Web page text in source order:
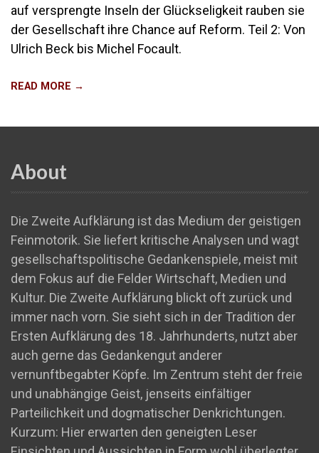
auf versprengte Inseln der Glückseligkeit rauben sie
der Gesellschaft ihre Chance auf Reform. Teil 2: Von
Ulrich Beck bis Michel Focault.
READ MORE →
About
Die Zweite Aufklärung ist das Medium der geistigen
Feinmotorik. Sie liefert kritische Analysen und wagt
gesellschaftspolitische Gedankenspiele, meist mit
dem Fokus auf die Felder Wirtschaft, Medien und
Kultur. Die Zweite Aufklärung blickt oft zurück und
immer nach vorn. Sie sieht sich in der Tradition der
Ersten Aufklärung des 18. Jahrhunderts, nutzt aber
auch gerne das Gedankengut anderer
vernunftbegabter Köpfe. Im Zentrum steht der freie
und unabhängige Geist, jenseits einfältiger
Parteilichkeit und dogmatischer Denkrichtungen.
Kurzum: Hier erwarten den geneigten Leser